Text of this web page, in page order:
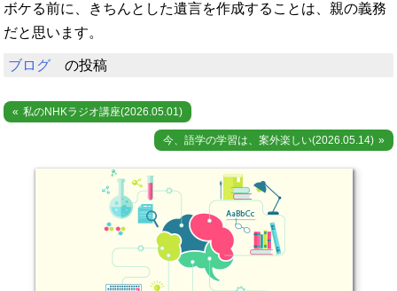
ボケる前に、きちんとした遺言を作成することは、親の義務
だと思います。
ブログ の投稿
投 私のNHKラジオ講座(2026.05.01)
今、語学の学習は、案外楽しい(2026.05.14)